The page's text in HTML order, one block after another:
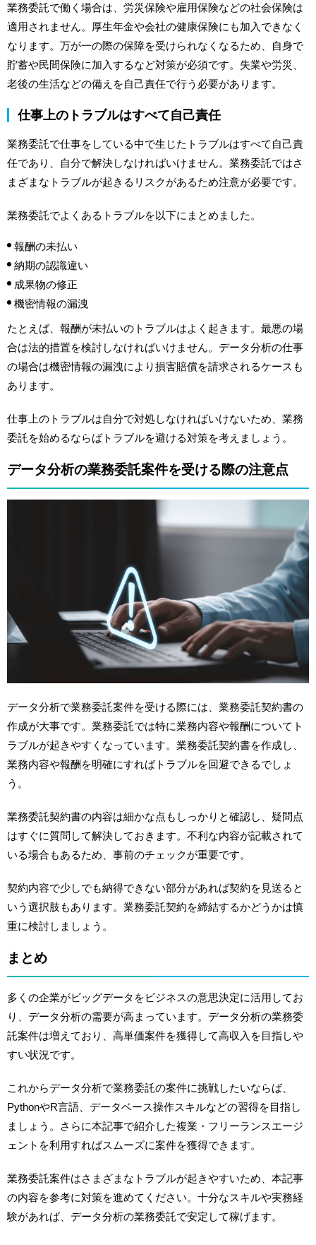
業務委託で働く場合は、労災保険や雇用保険などの社会保険は
適用されません。厚生年金や会社の健康保険にも加入できなく
なります。万が一の際の保障を受けられなくなるため、自身で
貯蓄や民間保険に加入するなど対策が必須です。失業や労災、
老後の生活などの備えを自己責任で行う必要があります。
仕事上のトラブルはすべて自己責任
業務委託で仕事をしている中で生じたトラブルはすべて自己責
任であり、自分で解決しなければいけません。業務委託ではさ
まざまなトラブルが起きるリスクがあるため注意が必要です。
業務委託でよくあるトラブルを以下にまとめました。
報酬の未払い
納期の認識違い
成果物の修正
機密情報の漏洩
たとえば、報酬が未払いのトラブルはよく起きます。最悪の場
合は法的措置を検討しなければいけません。データ分析の仕事
の場合は機密情報の漏洩により損害賠償を請求されるケースも
あります。
仕事上のトラブルは自分で対処しなければいけないため、業務
委託を始めるならばトラブルを避ける対策を考えましょう。
データ分析の業務委託案件を受ける際の注意点
データ分析で業務委託案件を受ける際には、業務委託契約書の
作成が大事です。業務委託では特に業務内容や報酬についてト
ラブルが起きやすくなっています。業務委託契約書を作成し、
業務内容や報酬を明確にすればトラブルを回避できるでしょ
う。
業務委託契約書の内容は細かな点もしっかりと確認し、疑問点
はすぐに質問して解決しておきます。不利な内容が記載されて
いる場合もあるため、事前のチェックが重要です。
契約内容で少しでも納得できない部分があれば契約を見送ると
いう選択肢もあります。業務委託契約を締結するかどうかは慎
重に検討しましょう。
まとめ
多くの企業がビッグデータをビジネスの意思決定に活用してお
り、データ分析の需要が高まっています。データ分析の業務委
託案件は増えており、高単価案件を獲得して高収入を目指しや
すい状況です。
これからデータ分析で業務委託の案件に挑戦したいならば、
PythonやR言語、データベース操作スキルなどの習得を目指し
ましょう。さらに本記事で紹介した複業・フリーランスエージ
ェントを利用すればスムーズに案件を獲得できます。
業務委託案件はさまざまなトラブルが起きやすいため、本記事
の内容を参考に対策を進めてください。十分なスキルや実務経
験があれば、データ分析の業務委託で安定して稼げます。